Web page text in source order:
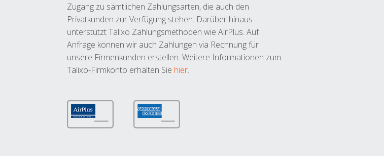
Zugang zu sämtlichen Zahlungsarten, die auch den
Privatkunden zur Verfügung stehen. Darüber hinaus
unterstützt Talixo Zahlungsmethoden wie AirPlus. Auf
Anfrage können wir auch Zahlungen via Rechnung für
unsere Firmenkunden erstellen. Weitere Informationen zum
Talixo-Firmkonto erhalten Sie hier.